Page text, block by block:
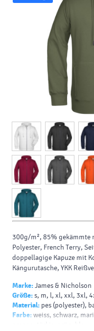
300g/m², 85% gekämmte
Polyester, French Terry,
doppellagige Kapuze mit
Kängurutasche, YKK
Marke:James & Nicholson
Größe:s, m, l, xl, xxl, 3xl,
Material: pes (polyester),
Farbe:weiss, schwarz,